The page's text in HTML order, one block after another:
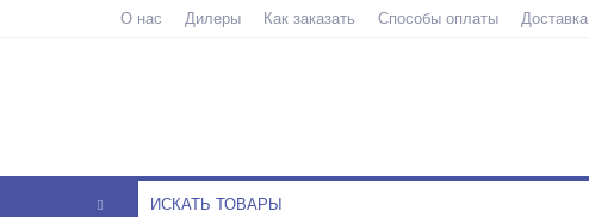
О нас Дилеры Как заказать Способы оплаты Доставка